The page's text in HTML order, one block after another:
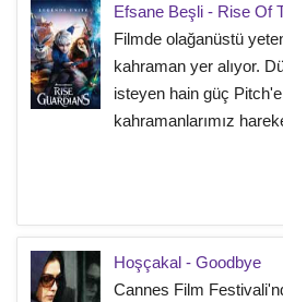
Efsane Beşli - Rise Of
Filmde olağanüstü
kahraman yer alıyor.
isteyen hain güç
kahramanlarımız
Hoşçakal - Goodbye
Cannes Film